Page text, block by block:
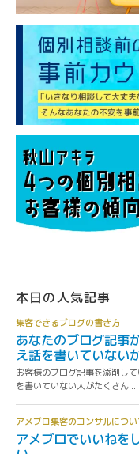
本日の人気記事